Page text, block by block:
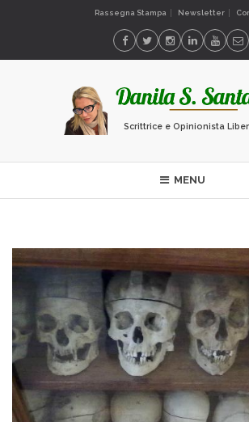
Rassegna Stampa Newsletter
Scrittrice e Opinionista
MENU